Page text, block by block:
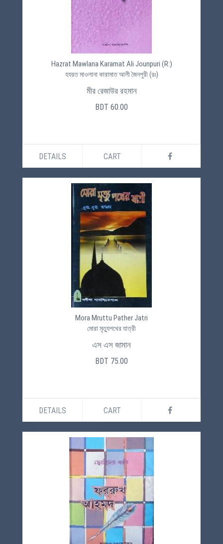
Hazrat Mawlana Karamat Ali Jounpuri (R:)
হযরত মাওলানা কারামাত আলী জৈনপুরী (রঃ)
মীর রেজাউর রহমান
BDT 60.00
DETAILS CART
Mora Mruttu Pather Jatri
মোরা মৃত্যুপথের যাত্রী
এস এস জামান
BDT 75.00
DETAILS CART